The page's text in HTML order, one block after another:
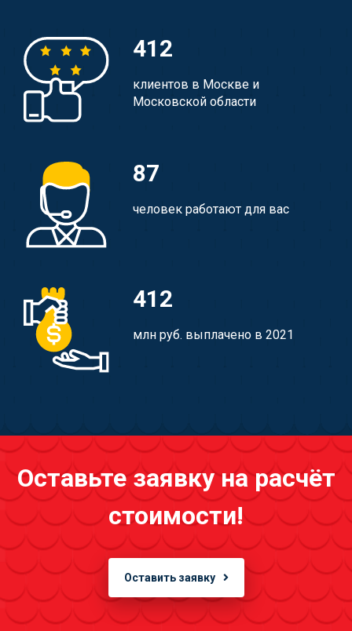
412
клиентов в Москве и
Московской области
87
человек работают для вас
412
млн руб. выплачено в 2021
Оставьте заявку на расчёт
стоимости!
Оставить заявку